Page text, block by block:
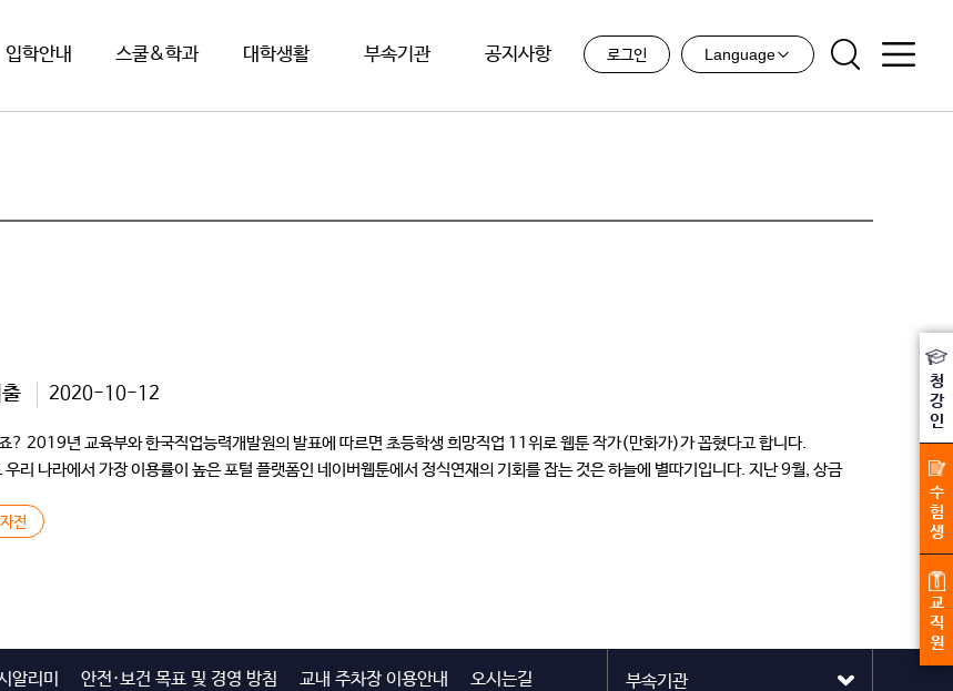
입학안내 스쿨&학과 대학생활 부속기관 공지사항 로그인 Language
2020-10-12
? 2019년 교육부와 한국직업능력개발원의 발표에 따르면 초등학생 희망직업 11위로 웹툰 작가(만화가)가 꼽혔다고 합니다.
리 나라에서 가장 이용률이 높은 포털 플랫폼인 네이버웹툰에서 정식연재의 기회를 잡는 것은 하늘에 별따기입니다. 지난 9월, 상금
전
알리미 안전·보건 목표 및 경영 방침 교내 주차장 이용안내 오시는길
청
강
인
수
험
생
교
직
원